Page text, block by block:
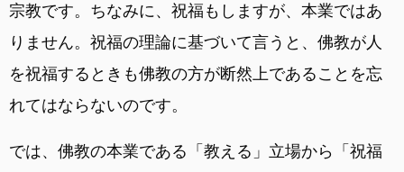
宗教です。ちなみに、祝福もしますが、本業ではあ
りません。祝福の理論に基づいて言うと、佛教が人
を祝福するときも佛教の方が断然上であることを忘
れてはならないのです。
では、佛教の本業である「教える」立場から「祝福